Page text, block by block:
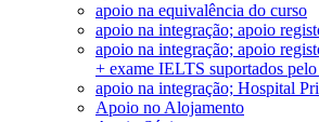
apoio na equivalência do curso
apoio na integração; apoio
apoio na integração; apoio
+ exame IELTS suportados
apoio na integração; Hospital
Apoio no Alojamento